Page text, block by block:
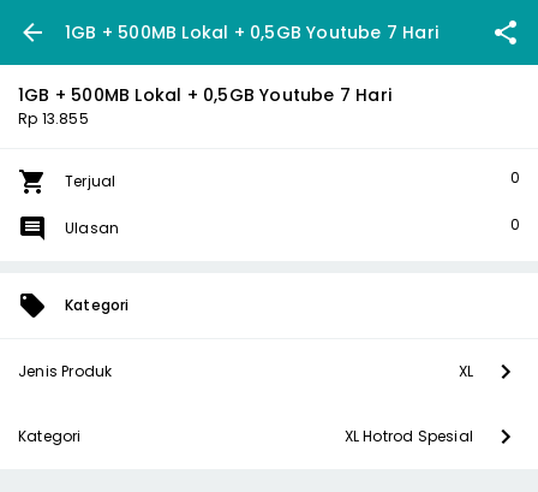
1GB + 500MB Lokal + 0,5GB Youtube 7 Hari
1GB + 500MB Lokal + 0,5GB Youtube 7 Hari
Rp 13.855
Terjual 0
Ulasan 0
Kategori
Jenis Produk XL
Kategori XL Hotrod Spesial